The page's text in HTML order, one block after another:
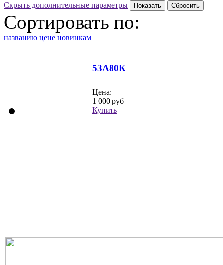
Скрыть дополнительные параметры
Сортировать по:
названию цене новинкам
53А80К
Цена:
1 000 руб
Купить